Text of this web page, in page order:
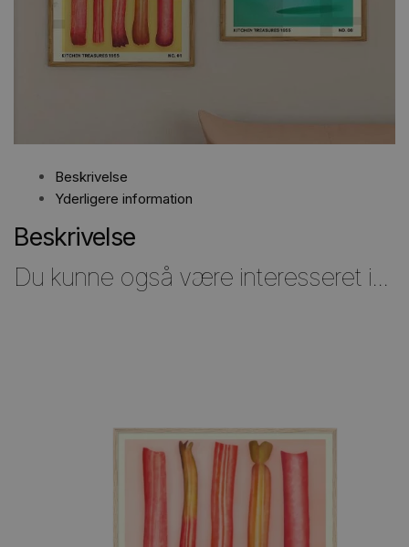
Beskrivelse
Yderligere information
Beskrivelse
Du kunne også være interesseret i...